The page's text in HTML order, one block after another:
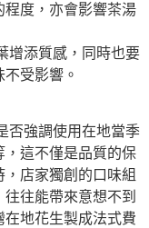
程度，亦會影響茶湯
增添質感，同時也要
受影響。
否強調使用在地當季
，這不僅是品質的保
店家獨創的口味組
往能帶來意想不到
地花生製成法式費